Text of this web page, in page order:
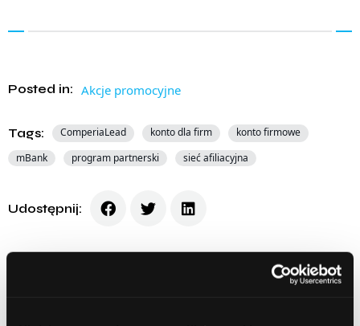
Posted in: Akcje promocyjne
Tags: ComperiaLead konto dla firm
konto firmowe
mBank
program partnerski sieć afiliacyjna
Udostępnij: